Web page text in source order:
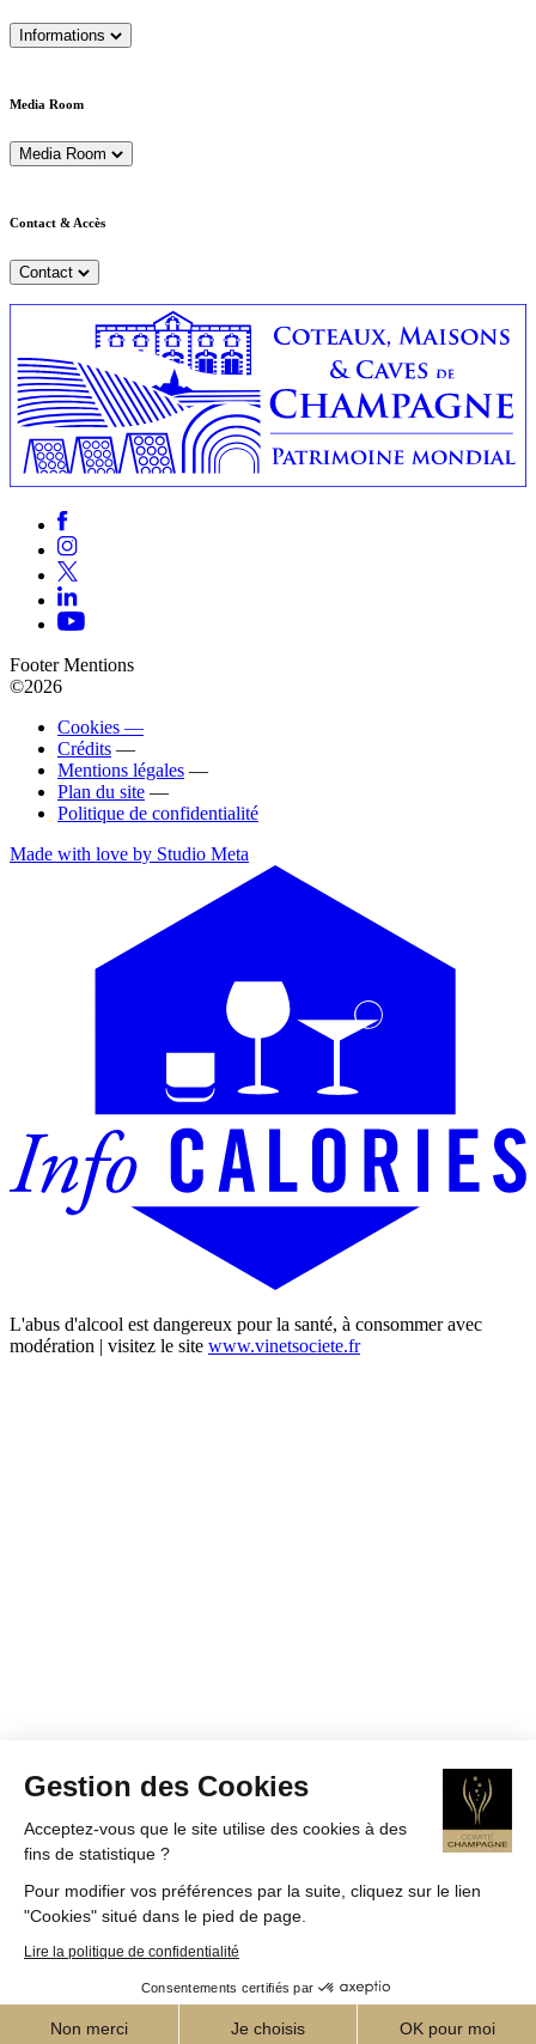
Gestion des Cookies
Acceptez-vous que le site utilise des cookies à des
fins de statistique ?
Pour modifier vos préférences par la suite, cliquez sur le lien
"Cookies" situé dans le pied de page.
Lire la politique de confidentialité
Consentements certifiés par
Non merci Je choisis OK pour moi
Informations
Media Room
Media Room
Contact & Accès
Contact
Footer Mentions
©2026
Cookies —
Crédits —
Mentions légales —
Plan du site —
Politique de confidentialité
Made with love by Studio Meta
L'abus d'alcool est dangereux pour la santé, à consommer avec
modération | visitez le site www.vinetsociete.fr